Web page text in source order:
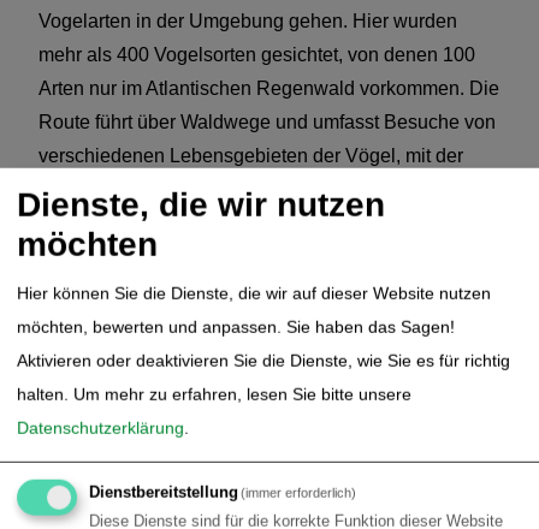
Vogelarten in der Umgebung gehen. Hier wurden
mehr als 400 Vogelsorten gesichtet, von denen 100
Arten nur im Atlantischen Regenwald vorkommen. Die
Route führt über Waldwege und umfasst Besuche von
verschiedenen Lebensgebieten der Vögel, mit der
Möglichkeit, eine Vielzahl von Vogelarten zu
erblicken. Nach dem Rundgang wird das Mittagessen
in der Lodge serviert. Der Rest des Tages steht zu
Ihrer freien Verfügung. Vor Ort können optionale
Exkursionen gebucht werden.
4.Cachoeiras do Macacu - Tag 3
Arrangement
Dienste, die wir nutzen
möchten
Hier können Sie die Dienste, die wir auf dieser Website nutzen
möchten, bewerten und anpassen. Sie haben das Sagen!
Aktivieren oder deaktivieren Sie die Dienste, wie Sie es für richtig
halten. Um mehr zu erfahren, lesen Sie bitte unsere
Datenschutzerklärung.
Dienstbereitstellung(immer erforderlich)
Diese Dienste sind für die korrekte Funktion dieser Website